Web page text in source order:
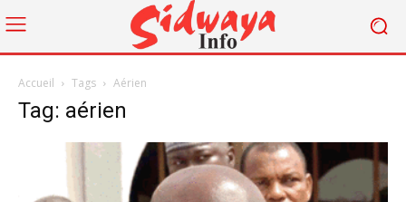
Accueil Tags Aérien
Tag: aérien